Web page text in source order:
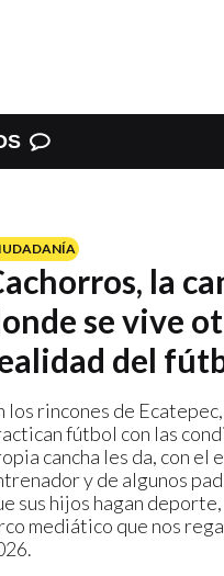
la
se vive
del
los rincones de
fútbol con las
cancha les da, con el
y de algunos
sus hijos hagan
mediático que nos